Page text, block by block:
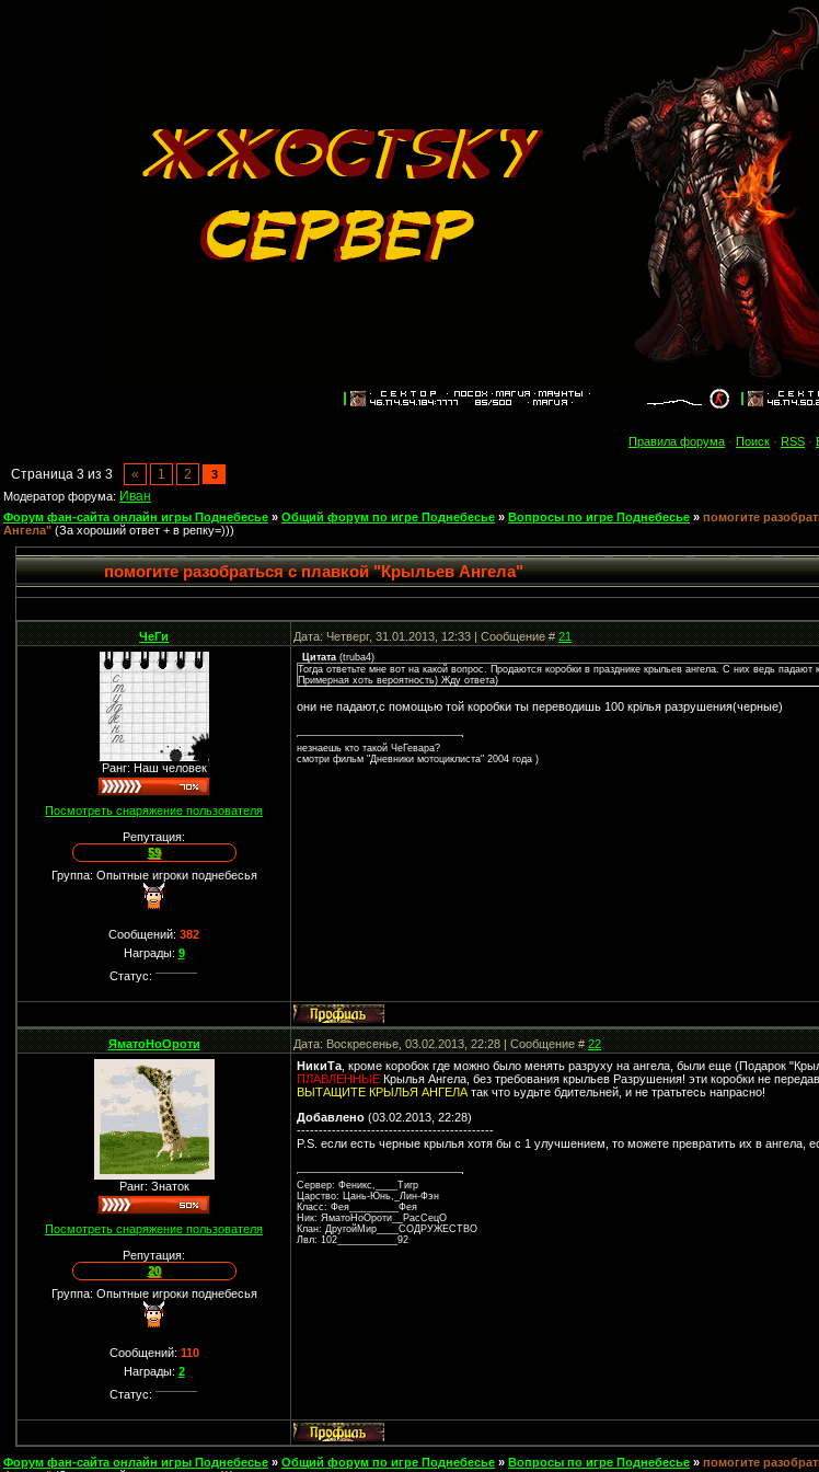
Правила форума · Поиск · RSS ·
Страница 3 из 3 « 1 2
3
Модератор форума: Иван
Форум фан-сайта онлайн игры Поднебесье » Общий форум по игре Поднебесье » Вопросы по игре Поднебесье » помогите
Ангела" (За хороший ответ + в репку=)))
помогите разобраться с плавкой "Крыльев Ангела"
ЧеГи Дата: Четверг, 31.01.2013, 12:33 | Сообщение #21
Ранг: Наш человек
Посмотреть снаряжение пользователя
Репутация:
59
Группа: Опытные игроки поднебесья
Сообщений:382
Награды: 9
Статус:
Цитата (truba4)
Тогда ответьте мне вот на какой вопрос. Продаются коробки в празднике крыльев ангела. С них ведь
Примерная хоть вероятность) Жду ответа)
они не падают,с помощью той коробки ты переводишь 100 крілья разрушения(черные)
незнаешь кто такой ЧеГевара?
смотри фильм "Дневники мотоциклиста" 2004 года )
ЯматоНоОроти Дата: Воскресенье, 03.02.2013, 22:28 | Сообщение #22
Ранг: Знаток
Посмотреть снаряжение пользователя
Репутация:
20
Группа: Опытные игроки поднебесья
Сообщений: 110
Награды: 2
Статус:
НикиТа , кроме коробок где можно было менять разруху на ангела, были еще (Подарок
ПЛАВЛЕННЫЕ Крылья Ангела, без требования крыльев Разрушения! эти коробки не
ВЫТАЩИТЕ КРЫЛЬЯ АНГЕЛА так что ьудьте бдительней, и не тратьтесь напрасно!
Добавлено (03.02.2013, 22:28)
---------------------------------------------
P.S. если есть черные крылья хотя бы с 1 улучшением, то можете превратить их в ангела,
Сервер: Феникс,____Тигр
Царство: Цань-Юнь,_Лин-Фэн
Класс: Фея_________Фея
Ник: ЯматоНоОроти__РасСецО
Клан: ДругойМир____СОДРУЖЕСТВО
Лвл: 102___________92
Форум фан-сайта онлайн игры Поднебесье » Общий форум по игре Поднебесье » Вопросы по игре Поднебесье » помогите